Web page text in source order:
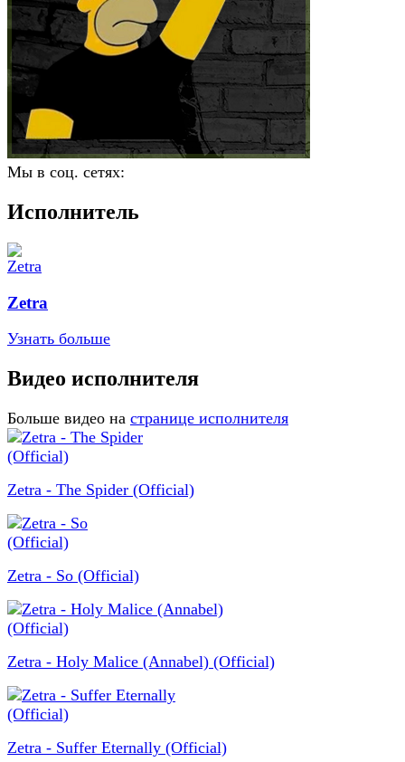
Мы в соц. сетях:
Исполнитель
Zetra
Узнать больше
Видео исполнителя
Больше видео на странице исполнителя
Zetra - The Spider (Official)
Zetra - So (Official)
Zetra - Holy Malice (Annabel) (Official)
Zetra - Suffer Eternally (Official)